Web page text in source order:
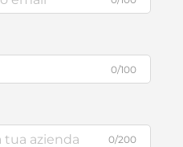
0/100
0/200